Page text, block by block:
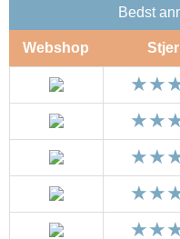
Bedst
Webshop